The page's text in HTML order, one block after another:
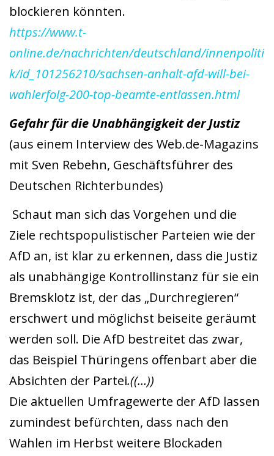
blockieren könnten.
https://www.t-
online.de/nachrichten/deutschland/innenpoliti
k/id_101256210/sachsen-anhalt-afd-will-bei-
wahlerfolg-200-top-beamte-entlassen.html
Gefahr für die Unabhängigkeit der Justiz
(aus einem Interview des Web.de-Magazins
mit Sven Rebehn, Geschäftsführer des
Deutschen Richterbundes)
Schaut man sich das Vorgehen und die
Ziele rechtspopulistischer Parteien wie der
AfD an, ist klar zu erkennen, dass die Justiz
als unabhängige Kontrollinstanz für sie ein
Bremsklotz ist, der das „Durchregieren“
erschwert und möglichst beiseite geräumt
werden soll. Die AfD bestreitet das zwar,
das Beispiel Thüringens offenbart aber die
Absichten der Partei.((…))
Die aktuellen Umfragewerte der AfD lassen
zumindest befürchten, dass nach den
Wahlen im Herbst weitere Blockaden